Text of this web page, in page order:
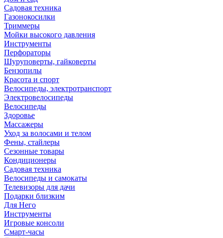
Садовая техника
Газонокосилки
Триммеры
Мойки высокого давления
Инструменты
Перфораторы
Шуруповерты, гайковерты
Бензопилы
Красота и спорт
Велосипеды, электротранспорт
Электровелосипеды
Велосипеды
Здоровье
Массажеры
Уход за волосами и телом
Фены, стайлеры
Сезонные товары
Кондиционеры
Садовая техника
Велосипеды и самокаты
Телевизоры для дачи
Подарки близким
Для Него
Инструменты
Игровые консоли
Смарт-часы